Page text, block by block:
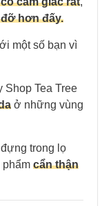
hơn đấy.
một số bạn vì
Shop Tea Tree
ở những vùng
trong lọ
phẩm cẩn thận